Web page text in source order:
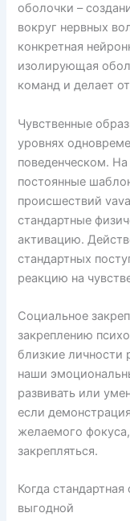
оболочки –
вокруг нервных
конкретная
изолирующая
команд и делает
Чувственные
уровнях
поведенческом.
постоянные
происшествий
стандартные
активацию.
стандартных
реакцию на
Социальное
закреплению
близкие личности
наши
развивать или
если
желаемого
закрепляться.
Когда
выгодной